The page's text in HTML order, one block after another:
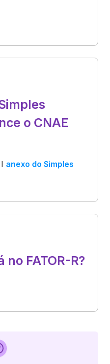
o CNAE
I anexo do Simples
no FATOR-R?